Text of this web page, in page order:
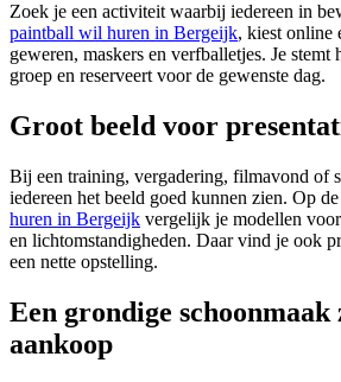
Zoek je een activiteit waarbij iedereen in
paintball wil huren in Bergeijk, kiest online
geweren, maskers en verfballetjes. Je stemt
groep en reserveert voor de gewenste dag.
Groot beeld voor
Bij een training, vergadering, filmavond of
iedereen het beeld goed kunnen zien. Op
huren in Bergeijk vergelijk je modellen
en lichtomstandigheden. Daar vind je ook
een nette opstelling.
Een grondige schoonmaak
aankoop